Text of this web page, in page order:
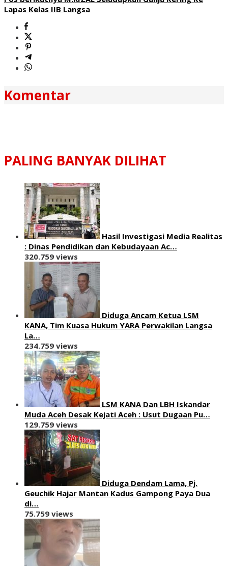
Lapas Kelas IIB Langsa
Komentar
PALING BANYAK DILIHAT
Hasil Investigasi Media Realitas
: ‎Dinas Pendidikan dan Kebudayaan Ac…
320.759 views
Diduga Ancam Ketua LSM
KANA, Tim Kuasa Hukum YARA Perwakilan Langsa
La…
234.759 views
LSM KANA Dan LBH Iskandar
Muda Aceh Desak Kejati Aceh : Usut Dugaan Pu…
129.759 views
Diduga Dendam Lama, Pj.
Geuchik Hajar Mantan Kadus Gampong Paya Dua
di…
75.759 views